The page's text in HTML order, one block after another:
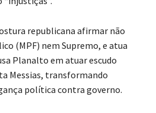
republicana afirmar não
(MPF) nem Supremo, e atua
Planalto em atuar escudo
Messias, transformando
política contra governo.